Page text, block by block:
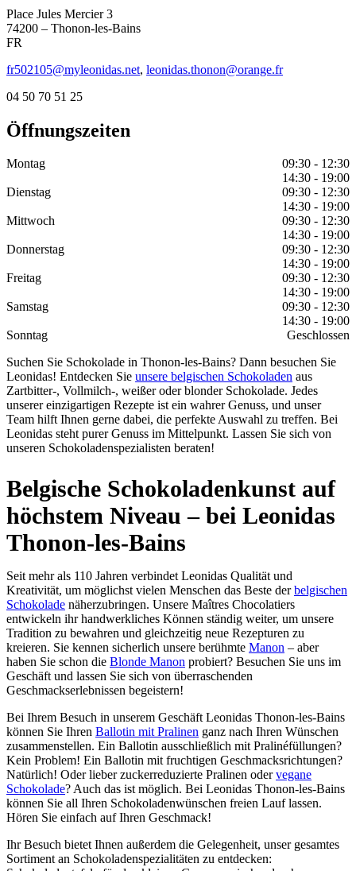
Place Jules Mercier 3
74200 – Thonon-les-Bains
FR
fr502105@myleonidas.net, leonidas.thonon@orange.fr
04 50 70 51 25
Öffnungszeiten
Montag
09:30 - 12:30
14:30 - 19:00
Dienstag
09:30 - 12:30
14:30 - 19:00
Mittwoch
09:30 - 12:30
14:30 - 19:00
Donnerstag
09:30 - 12:30
14:30 - 19:00
Freitag
09:30 - 12:30
14:30 - 19:00
Samstag
09:30 - 12:30
14:30 - 19:00
Sonntag
Geschlossen
Suchen Sie Schokolade in Thonon-les-Bains? Dann besuchen Sie
Leonidas! Entdecken Sie unsere belgischen Schokoladen aus
Zartbitter-, Vollmilch-, weißer oder blonder Schokolade. Jedes
unserer einzigartigen Rezepte ist ein wahrer Genuss, und unser
Team hilft Ihnen gerne dabei, die perfekte Auswahl zu treffen. Bei
Leonidas steht purer Genuss im Mittelpunkt. Lassen Sie sich von
unseren Schokoladenspezialisten beraten!
Belgische Schokoladenkunst auf
höchstem Niveau – bei Leonidas
Thonon-les-Bains
Seit mehr als 110 Jahren verbindet Leonidas Qualität und
Kreativität, um möglichst vielen Menschen das Beste derbelgischen
Schokolade näherzubringen. Unsere Maîtres Chocolatiers
entwickeln ihr handwerkliches Können ständig weiter, um unsere
Tradition zu bewahren und gleichzeitig neue Rezepturen zu
kreieren. Sie kennen sicherlich unsere berühmte Manon – aber
haben Sie schon die Blonde Manon probiert? Besuchen Sie uns im
Geschäft und lassen Sie sich von überraschenden
Geschmackserlebnissen begeistern!
Bei Ihrem Besuch in unserem Geschäft Leonidas Thonon-les-Bains
können Sie Ihren Ballotin mit Pralinen ganz nach Ihren Wünschen
zusammenstellen. Ein Ballotin ausschließlich mit Pralinéfüllungen?
Kein Problem! Ein Ballotin mit fruchtigen Geschmacksrichtungen?
Natürlich! Oder lieber zuckerreduzierte Pralinen odervegane
Schokolade? Auch das ist möglich. Bei Leonidas Thonon-les-Bains
können Sie all Ihren Schokoladenwünschen freien Lauf lassen.
Hören Sie einfach auf Ihren Geschmack!
Ihr Besuch bietet Ihnen außerdem die Gelegenheit, unser gesamtes
Sortiment an Schokoladenspezialitäten zu entdecken: